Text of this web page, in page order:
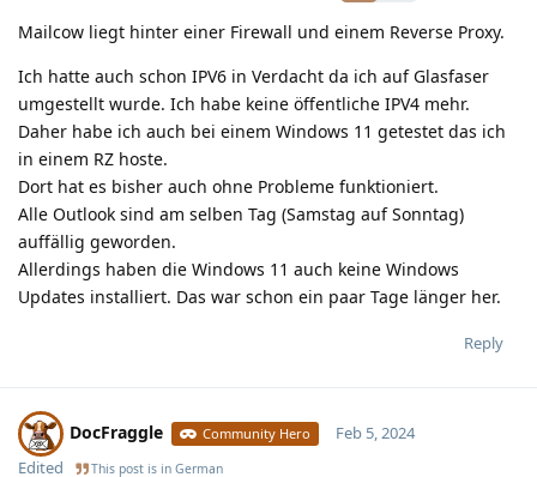
Mailcow liegt hinter einer Firewall und einem Reverse Proxy.
Ich hatte auch schon IPV6 in Verdacht da ich auf Glasfaser
umgestellt wurde. Ich habe keine öffentliche IPV4 mehr.
Daher habe ich auch bei einem Windows 11 getestet das ich
in einem RZ hoste.
Dort hat es bisher auch ohne Probleme funktioniert.
Alle Outlook sind am selben Tag (Samstag auf Sonntag)
auffällig geworden.
Allerdings haben die Windows 11 auch keine Windows
Updates installiert. Das war schon ein paar Tage länger her.
Reply
DocFraggle Community Hero
Feb 5, 2024
Edited
This post is in German